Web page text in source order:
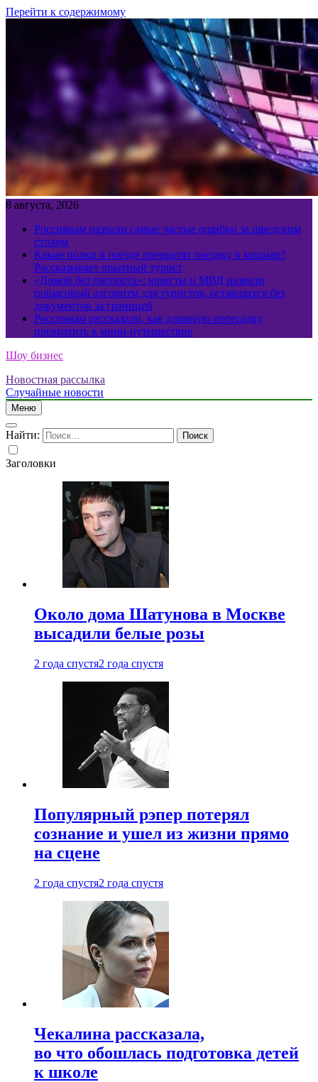
Перейти к содержимому
8 августа, 2026
Россиянам назвали самые частые ошибки за шведским
столом
Какие полки в поезде превратят поездку в кошмар?
Рассказывает опытный турист
«Домой без паспорта»: юристы и МВД назвали
пошаговый алгоритм для туристов, оставшихся без
документов за границей
Россиянам рассказали, как длинную пересадку
превратить в мини-путешествие
Шоу бизнес
Новостная рассылка
Случайные новости
Меню
Найти:
Заголовки
Около дома Шатунова в Москве
высадили белые розы
2 года спустя2 года спустя
Популярный рэпер потерял
сознание и ушел из жизни прямо
на сцене
2 года спустя2 года спустя
Чекалина рассказала,
во что обошлась подготовка детей
к школе